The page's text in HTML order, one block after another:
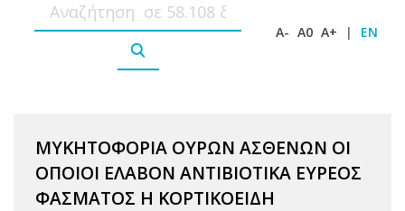
A- A0 A+ | EN
ΜΥΚΗΤΟΦΟΡΙΑ ΟΥΡΩΝ ΑΣΘΕΝΩΝ ΟΙ
ΟΠΟΙΟΙ ΕΛΑΒΟΝ ΑΝΤΙΒΙΟΤΙΚΑ ΕΥΡΕΟΣ
ΦΑΣΜΑΤΟΣ Η ΚΟΡΤΙΚΟΕΙΔΗ